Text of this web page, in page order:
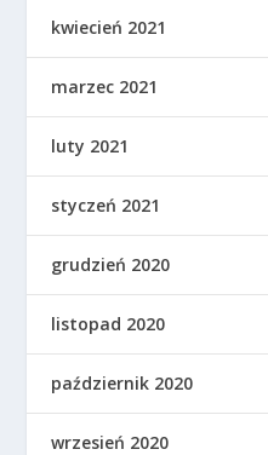
kwiecień 2021
marzec 2021
luty 2021
styczeń 2021
grudzień 2020
listopad 2020
październik 2020
wrzesień 2020